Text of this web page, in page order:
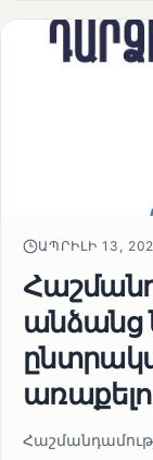
ԱՊՐԻԼԻ 13,
անձանց